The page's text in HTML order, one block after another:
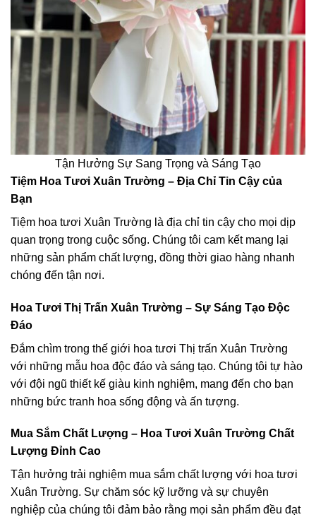
Tận Hưởng Sự Sang Trọng và Sáng Tạo
Tiệm Hoa Tươi Xuân Trường – Địa Chỉ Tin Cậy của
Bạn
Tiệm hoa tươi Xuân Trường là địa chỉ tin cậy cho mọi dịp
quan trọng trong cuộc sống. Chúng tôi cam kết mang lại
những sản phẩm chất lượng, đồng thời giao hàng nhanh
chóng đến tận nơi.
Hoa Tươi Thị Trấn Xuân Trường – Sự Sáng Tạo Độc
Đáo
Đắm chìm trong thế giới hoa tươi Thị trấn Xuân Trường
với những mẫu hoa độc đáo và sáng tạo. Chúng tôi tự hào
với đội ngũ thiết kế giàu kinh nghiệm, mang đến cho bạn
những bức tranh hoa sống động và ấn tượng.
Mua Sắm Chất Lượng – Hoa Tươi Xuân Trường Chất
Lượng Đỉnh Cao
Tận hưởng trải nghiệm mua sắm chất lượng với hoa tươi
Xuân Trường. Sự chăm sóc kỹ lưỡng và sự chuyên
nghiệp của chúng tôi đảm bảo rằng mọi sản phẩm đều đạt